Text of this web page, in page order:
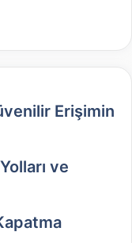
Erişimin
ve